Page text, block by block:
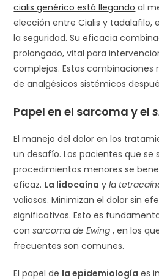
cialis genérico está llegando al
elección entre Cialis y tadalafilo,
la seguridad. Su eficacia
prolongado, vital para
complejas. Estas combinaciones
de analgésicos sistémicos
Papel enel sarcoma y el
El manejo del dolor en los
un desafío. Los pacientes que se
procedimientos menores se
eficaz. La lidocaína yla
valiosas. Minimizan el dolor sin
significativos. Esto es
consarcoma de Ewing , en los
frecuentes son comunes.
El papel de la epidemiología es